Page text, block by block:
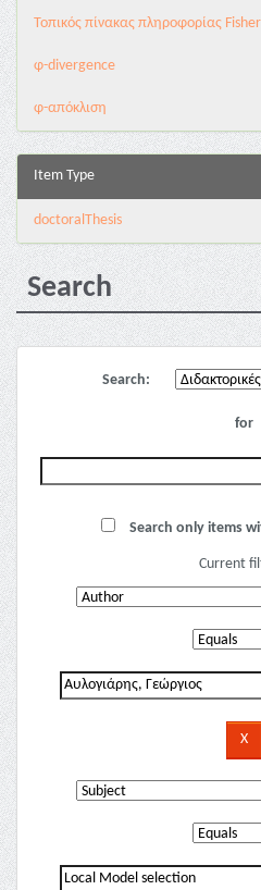
Τοπικός πίνακας πληροφορίας Fisher
φ-divergence
φ-απόκλιση
Item Type
doctoralThesis
Search
Search:
for
Search only items
Current